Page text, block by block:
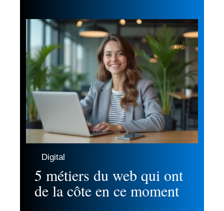
Digital
5 métiers du web qui ont
de la côte en ce moment